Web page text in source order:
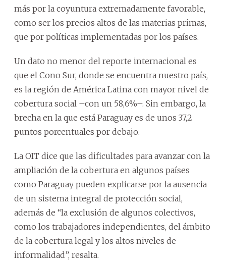
más por la coyuntura extremadamente favorable,
como ser los precios altos de las materias primas,
que por políticas implementadas por los países.
Un dato no menor del reporte internacional es
que el Cono Sur, donde se encuentra nuestro país,
es la región de América Latina con mayor nivel de
cobertura social –con un 58,6%–. Sin embargo, la
brecha en la que está Paraguay es de unos 37,2
puntos porcentuales por debajo.
La OIT dice que las dificultades para avanzar con la
ampliación de la cobertura en algunos países
como Paraguay pueden explicarse por la ausencia
de un sistema integral de protección social,
además de “la exclusión de algunos colectivos,
como los trabajadores independientes, del ámbito
de la cobertura legal y los altos niveles de
informalidad”, resalta.